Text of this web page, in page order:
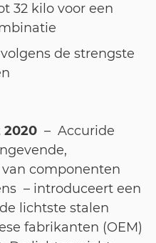
32 kilo voor een
de strengste
2020 – Accuride
componenten
– introduceert een
lichtste stalen
fabrikanten (OEM)